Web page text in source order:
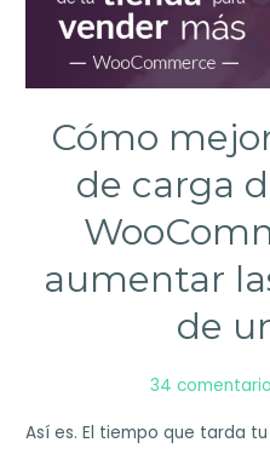
tienda
online
sencillos
Cómo
de carga
aumentar
de
34
Así es. El tiempo que tarda